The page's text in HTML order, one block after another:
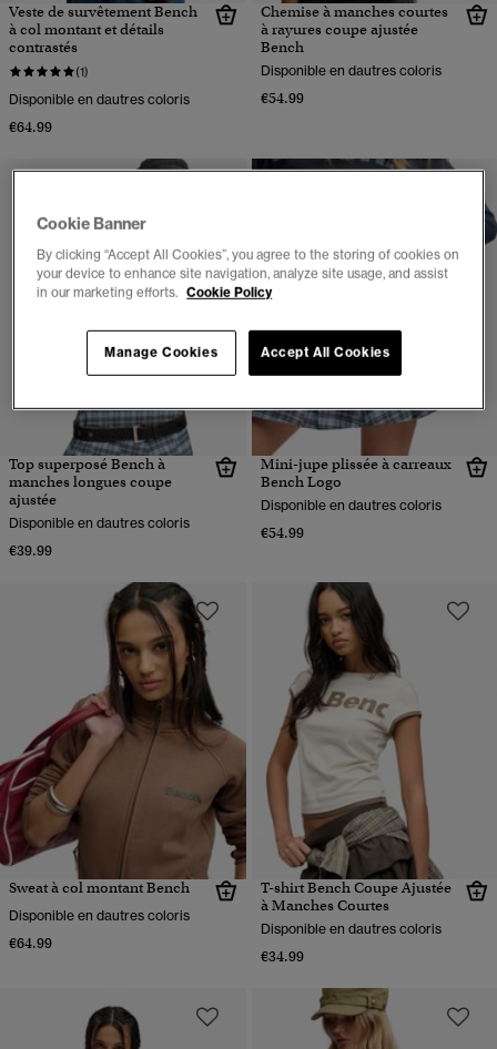
Veste de survêtement Bench
à col montant et détails
contrastés
(1)
Disponible en dautres coloris
€64.99
Chemise à manches courtes
à rayures coupe ajustée
Bench
Disponible en dautres coloris
€54.99
Top superposé Bench à
manches longues coupe
ajustée
Disponible en dautres coloris
€39.99
Mini-jupe plissée à carreaux
Bench Logo
Disponible en dautres coloris
€54.99
Sweat à col montant Bench
Disponible en dautres coloris
€64.99
T-shirt Bench Coupe Ajustée
à Manches Courtes
Disponible en dautres coloris
€34.99
Cookie Banner
By clicking “Accept All Cookies”, you agree to the storing of cookies on
your device to enhance site navigation, analyze site usage, and assist
in our marketing efforts. Cookie Policy
Accept All Cookies
Manage Cookies